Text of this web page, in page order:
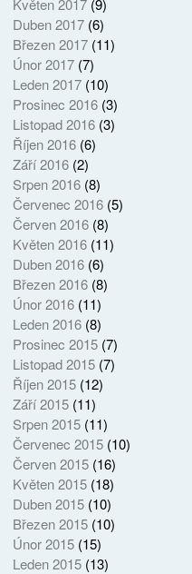
Květen 2017(9)
Duben 2017(6)
Březen 2017(11)
Únor 2017(7)
Leden 2017(10)
Prosinec 2016(3)
Listopad 2016(3)
Říjen 2016(6)
Září 2016(2)
Srpen 2016(8)
Červenec 2016(5)
Červen 2016(8)
Květen 2016(11)
Duben 2016(6)
Březen 2016(8)
Únor 2016(11)
Leden 2016(8)
Prosinec 2015(7)
Listopad 2015(7)
Říjen 2015(12)
Září 2015(11)
Srpen 2015(11)
Červenec 2015(10)
Červen 2015(16)
Květen 2015(18)
Duben 2015(10)
Březen 2015(10)
Únor 2015(15)
Leden 2015(13)